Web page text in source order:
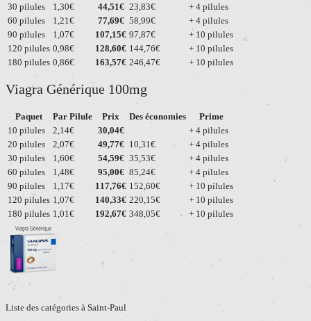
30 pilules
1,30€ 44,51€ 23,83€
+ 4 pilules
60 pilules
1,21€ 77,69€ 58,99€
+ 4 pilules
90 pilules
1,07€ 107,15€ 97,87€
+ 10 pilules
120 pilules 0,98€ 128,60€ 144,76€
+ 10 pilules
180 pilules 0,86€ 163,57€ 246,47€ + 10 pilules
Viagra Générique 100mg
Paquet Par Pilule Prix Des économies
Prime
10 pilules
2,14€ 30,04€
+ 4 pilules
20 pilules
2,07€ 49,77€ 10,31€
+ 4 pilules
30 pilules
1,60€ 54,59€ 35,53€
+ 4 pilules
60 pilules
1,48€ 95,00€ 85,24€
+ 4 pilules
90 pilules
1,17€ 117,76€ 152,60€
+ 10 pilules
120 pilules 1,07€ 140,33€ 220,15€
+ 10 pilules
180 pilules 1,01€ 192,67€ 348,05€ + 10 pilules
Liste des catégories à Saint-Paul